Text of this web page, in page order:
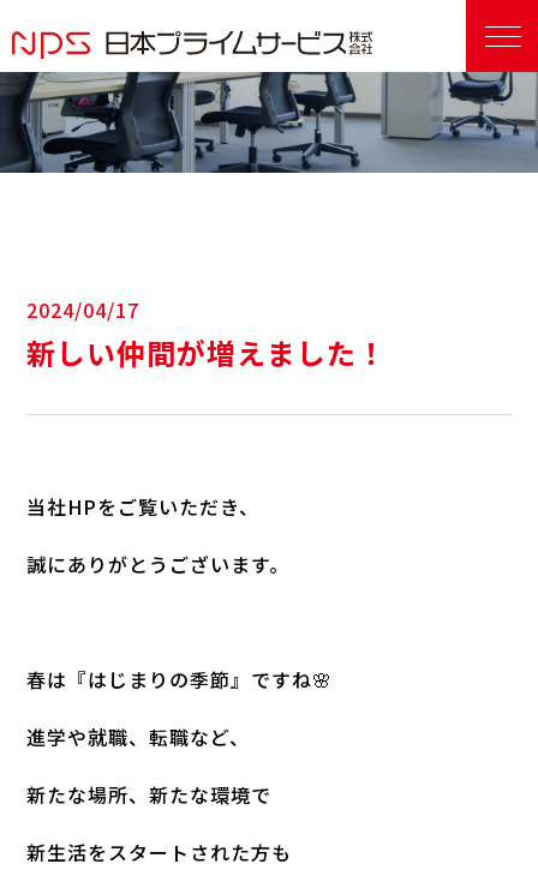
2024/04/17
新しい仲間が増えました！
当社HPをご覧いただき、
誠にありがとうございます。
春は『はじまりの季節』ですね🌸
進学や就職、転職など、
新たな場所、新たな環境で
新生活をスタートされた方も